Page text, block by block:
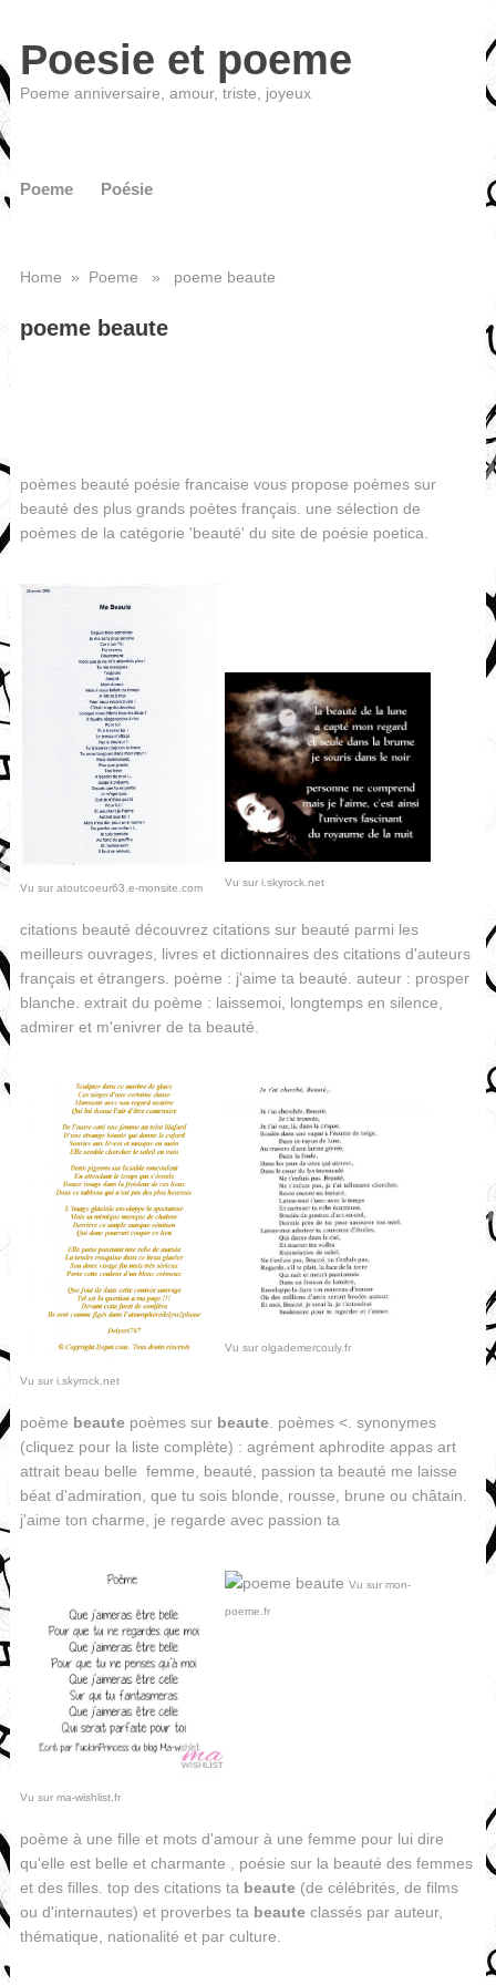
Poesie et poeme
Poeme anniversaire, amour, triste, joyeux
Poeme Poésie
Home » Poeme » poeme beaute
poeme beaute
poèmes beauté poésie francaise vous propose poèmes sur
beauté des plus grands poètes français. une sélection de
poèmes de la catégorie 'beauté' du site de poésie poetica.
Vu sur atoutcoeur63.e-monsite.com Vu sur i.skyrock.net
citations beauté découvrez citations sur beauté parmi les
meilleurs ouvrages, livres et dictionnaires des citations d'auteurs
français et étrangers. poème : j'aime ta beauté. auteur : prosper
blanche. extrait du poème : laissemoi, longtemps en silence,
admirer et m'enivrer de ta beauté.
Vu sur i.skyrock.net
Vu sur olgademercouly.fr
poème beautepoèmes sur beaute. poèmes <. synonymes
(cliquez pour la liste complète) : agrément aphrodite appas art
attrait beau belle femme, beauté, passion ta beauté me laisse
béat d'admiration, que tu sois blonde, rousse, brune ou châtain.
j'aime ton charme, je regarde avec passion ta
Vu sur ma-wishlist.fr
Vu sur mon-
poeme.fr
poème à une fille et mots d'amour à une femme pour lui dire
qu'elle est belle et charmante , poésie sur la beauté des femmes
et des filles. top des citations ta beaute(de célébrités, de films
ou d'internautes) et proverbes ta beauteclassés par auteur,
thématique, nationalité et par culture.